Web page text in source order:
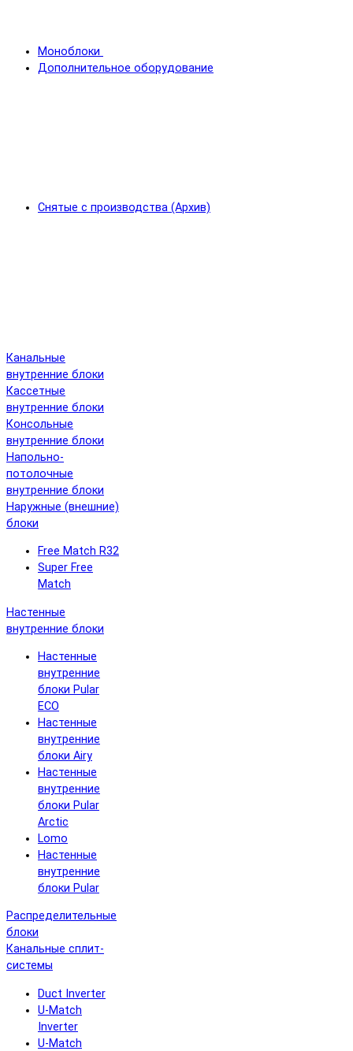
Моноблоки
Дополнительное оборудование
Снятые с производства (Архив)
Канальные
внутренние блоки
Кассетные
внутренние блоки
Консольные
внутренние блоки
Напольно-
потолочные
внутренние блоки
Наружные (внешние)
блоки
Free Match R32
Super Free
Match
Настенные
внутренние блоки
Настенные
внутренние
блоки Pular
ECO
Настенные
внутренние
блоки Airy
Настенные
внутренние
блоки Pular
Arctic
Lomo
Настенные
внутренние
блоки Pular
Распределительные
блоки
Канальные сплит-
системы
Duct Inverter
U-Match
Inverter
U-Match